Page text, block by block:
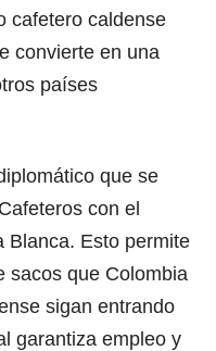
cafetero caldense
convierte en una
países
que se
con el
Blanca. Esto permite
sacos que Colombia
sigan entrando
garantiza empleo y